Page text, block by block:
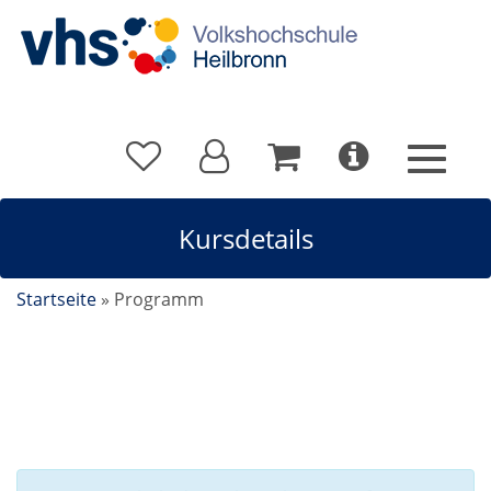
Kursdetails
Startseite » Programm